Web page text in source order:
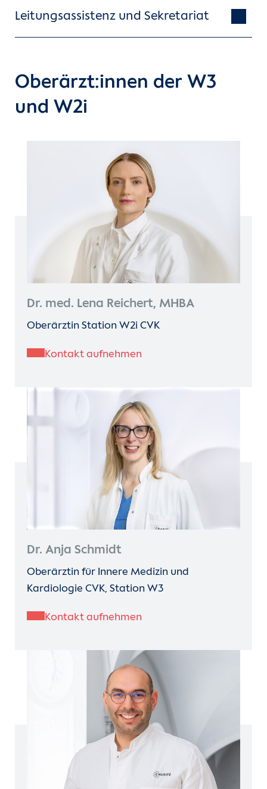
Marcel Heppe, Viola Fischer
und Sebastian Rahmlow
Leitungsassistenz und Sekretariat
Oberärzt:innen der W3
und W2i
Dr. med. Lena Reichert, MHBA
Oberärztin Station W2i CVK
Kontakt aufnehmen
Dr. Anja Schmidt
Oberärztin für Innere Medizin und
Kardiologie CVK, Station W3
Kontakt aufnehmen